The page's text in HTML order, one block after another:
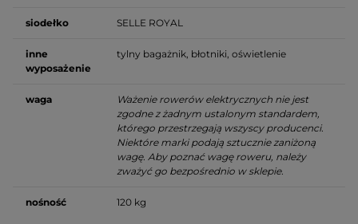
siodełko SELLE ROYAL
inne
wyposażenie
tylny bagażnik, błotniki, oświetlenie
waga
Ważenie rowerów elektrycznych nie jest
zgodne z żadnym ustalonym standardem,
którego przestrzegają wszyscy producenci.
Niektóre marki podają sztucznie zaniżoną
wagę. Aby poznać wagę roweru, należy
zważyć go bezpośrednio w sklepie.
nośność 120 kg